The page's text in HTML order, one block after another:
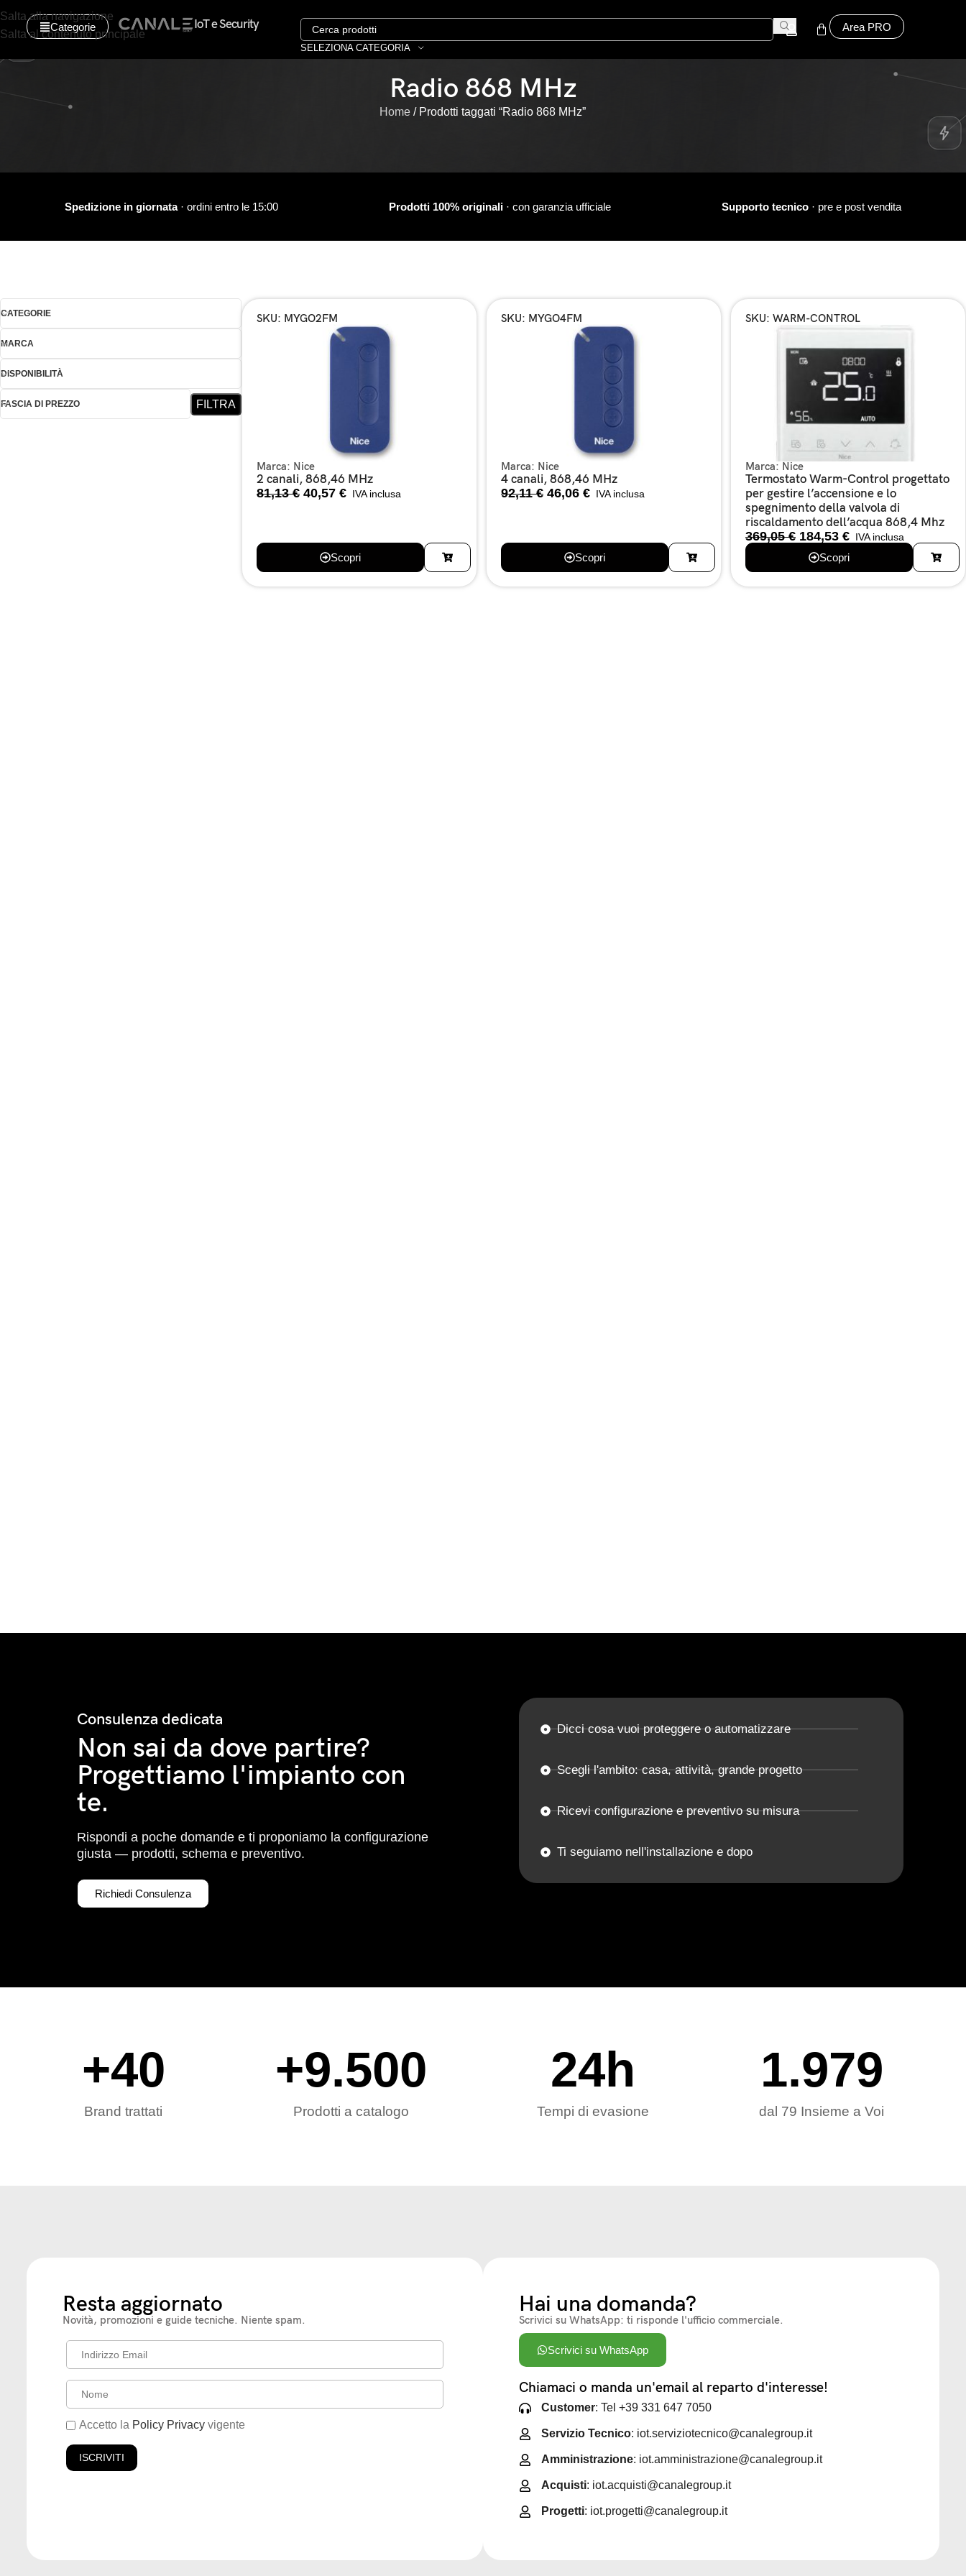
Salta alla navigazione
Salta al contenuto principale
Categorie IoT e Security
SELEZIONA CATEGORIA
Area PRO
Radio 868 MHz
Home Prodotti taggati “Radio 868 MHz”
Spedizione in giornata· ordini entro le 15:00 Prodotti 100% originali· con garanzia ufficiale Supporto tecnico· pre e post vendita
CATEGORIE
MARCA
DISPONIBILITÀ
FASCIA DI PREZZO FILTRA
SKU: MYGO2FM
Marca: Nice
2 canali, 868,46 MHz
81,13€ 40,57 € IVA inclusa
Scopri
SKU: MYGO4FM
Marca: Nice
4 canali, 868,46 MHz
92,11€ 46,06 € IVA inclusa
Scopri
SKU: WARM-CONTROL
Marca: Nice
Termostato Warm-Control progettato
per gestire l’accensione e lo
spegnimento della valvola di
riscaldamento dell’acqua 868,4 Mhz
369,05€ 184,53 € IVA inclusa
Scopri
Consulenza dedicata
Non sai da dove partire?
Progettiamo l'impianto con
te.
Rispondi a poche domande e ti proponiamo la configurazione
giusta — prodotti, schema e preventivo.
Richiedi Consulenza
Dicci cosa vuoi proteggere o automatizzare
Scegli l'ambito: casa, attività, grande progetto
Ricevi configurazione e preventivo su misura
Ti seguiamo nell'installazione e dopo
Brand trattati
+40
Prodotti a catalogo
+9.500
Tempi di evasione
24h
dal 79 Insieme a Voi
1.979
Resta aggiornato
Novità, promozioni e guide tecniche. Niente spam.
Accetto la Policy Privacy vigente
Hai una domanda?
Scrivici su WhatsApp: ti risponde l'ufficio commerciale.
Scrivici su WhatsApp
Chiamaci o manda un'email al reparto d'interesse!
Customer: Tel +39 331 647 7050
Servizio Tecnico: iot.serviziotecnico@canalegroup.it
Amministrazione: iot.amministrazione@canalegroup.it
Acquisti: iot.acquisti@canalegroup.it
Progetti: iot.progetti@canalegroup.it